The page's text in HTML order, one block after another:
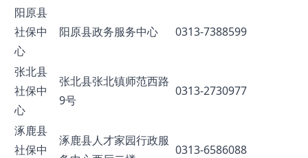
阳原县
社保中
心
阳原县政务服务中心 0313-7388599
张北县
社保中
心
张北县张北镇师范西路
9号
0313-2730977
涿鹿县
社保中
涿鹿县人才家园行政服
0313-6586088